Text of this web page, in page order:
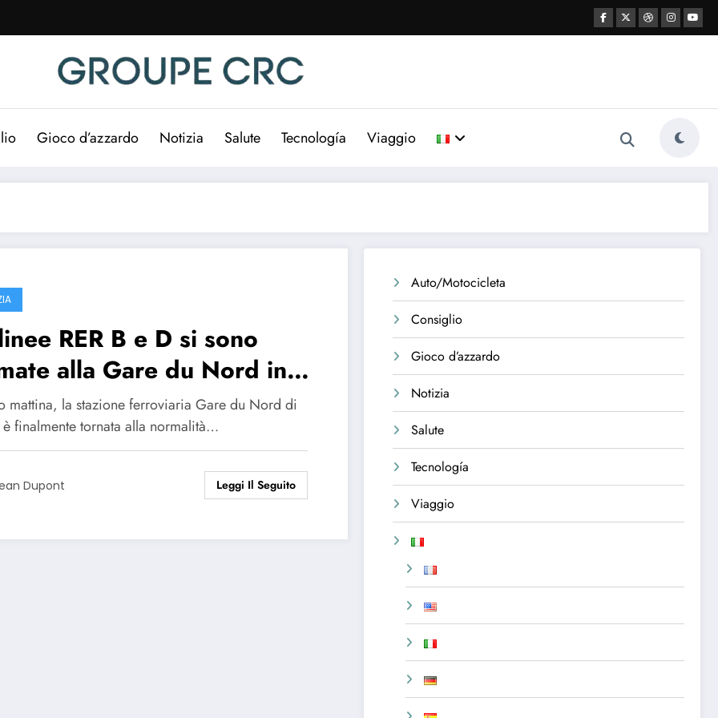
Gioco d’azzardo Notizia Salute Tecnología Viaggio
RER B e D si sono
alla Gare du Nord in
al ritrovamento di una
della Seconda Guerra
mattina, la stazione ferroviaria Gare du Nord di
finalmente tornata alla normalità…
Dupont Leggi Il Seguito
Auto/Motocicleta
Consiglio
Gioco d’azzardo
Notizia
Salute
Tecnología
Viaggio